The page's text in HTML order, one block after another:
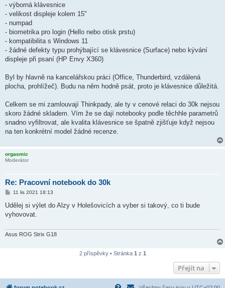
e
k
- výborná klávesnice
- velikost displeje kolem 15"
- numpad
- biometrika pro login (Hello nebo otisk prstu)
- kompatibilita s Windows 11
- žádné defekty typu prohýbající se klávesnice (Surface) nebo kývání
displeje při psaní (HP Envy X360)
Byl by hlavně na kancelářskou práci (Office, Thunderbird, vzdálená
plocha, prohlížeč). Budu na něm hodně psát, proto je klávesnice důležitá.
Celkem se mi zamlouvají Thinkpady, ale ty v cenové relaci do 30k nejsou
skoro žádné skladem. Vím že se dají notebooky podle těchhle parametrů
snadno vyfiltrovat, ale kvalita klávesnice se špatně zjišťuje když nejsou
na ten konkrétní model žádné recenze.
orgasmic
Moderátor
Re: Pracovní notebook do 30k
P
í
p
e
11 lis 2021 18:13
Udělej si výlet do Alzy v Holešovicích a vyber si takový, co ti bude
vyhovovat.
Asus ROG Strix G18
2 příspěvky • Stránka 1 z 1
Přejít na